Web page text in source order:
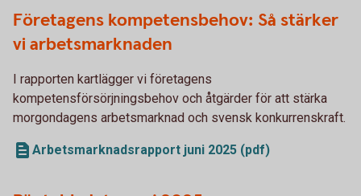
Företagens kompetensbehov: Så stärker
vi arbetsmarknaden
I rapporten kartlägger vi företagens
kompetensförsörjningsbehov och åtgärder för att stärka
morgondagens arbetsmarknad och svensk konkurrenskraft.
Arbetsmarknadsrapport juni 2025 (pdf)